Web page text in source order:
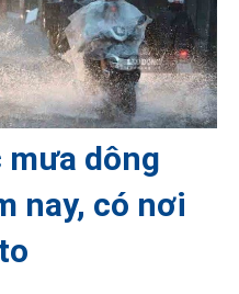
mưa dông
nay, có nơi